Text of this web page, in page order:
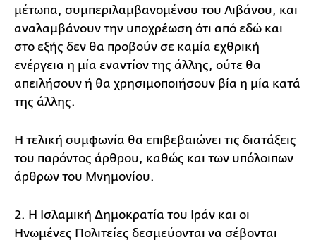
μέτωπα, συμπεριλαμβανομένου του Λιβάνου, και
αναλαμβάνουν την υποχρέωση ότι από εδώ και
στο εξής δεν θα προβούν σε καμία εχθρική
ενέργεια η μία εναντίον της άλλης, ούτε θα
απειλήσουν ή θα χρησιμοποιήσουν βία η μία κατά
της άλλης.
Η τελική συμφωνία θα επιβεβαιώνει τις διατάξεις
του παρόντος άρθρου, καθώς και των υπόλοιπων
άρθρων του Μνημονίου.
2. Η Ισλαμική Δημοκρατία του Ιράν και οι
Ηνωμένες Πολιτείες δεσμεύονται να σέβονται